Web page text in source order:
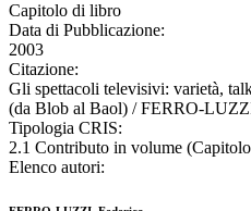
Capitolo di libro
Data di Pubblicazione:
2003
Citazione:
Gli spettacoli televisivi: varietà,
(da Blob al Baol) / FERRO-
Tipologia CRIS:
2.1 Contributo in volume
Elenco autori: